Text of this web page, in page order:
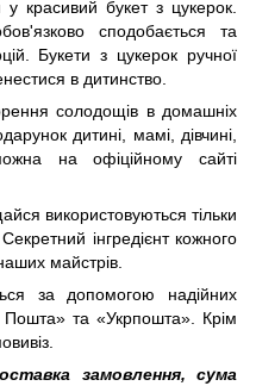
красивий букет з цукерок.
сподобається та
Букети з цукерок ручної
в дитинство.
солодощів в домашніх
дитині, мамі, дівчині,
на офіційному сайті
використовуються тільки
інгредієнт кожного
майстрів.
за допомогою надійних
та «Укрпошта». Крім
замовлення, сума